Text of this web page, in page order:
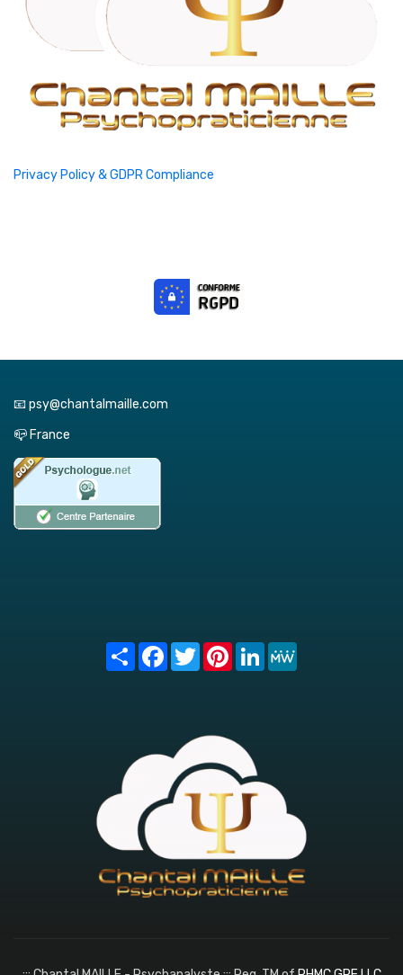
Privacy Policy & GDPR Compliance
📧 psy@chantalmaille.com
📪 France
Share FacebookTwitterPinterest
LinkedIn